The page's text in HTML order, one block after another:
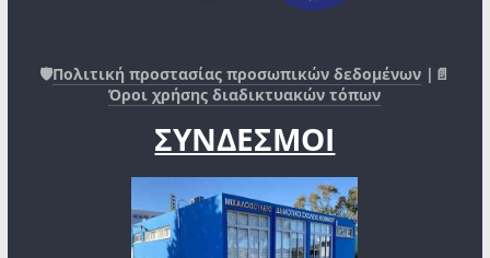
🛡️Πολιτική προστασίας προσωπικών δεδομένων |📄
Όροι χρήσης διαδικτυακών τόπων
ΣΥΝΔΕΣΜΟΙ